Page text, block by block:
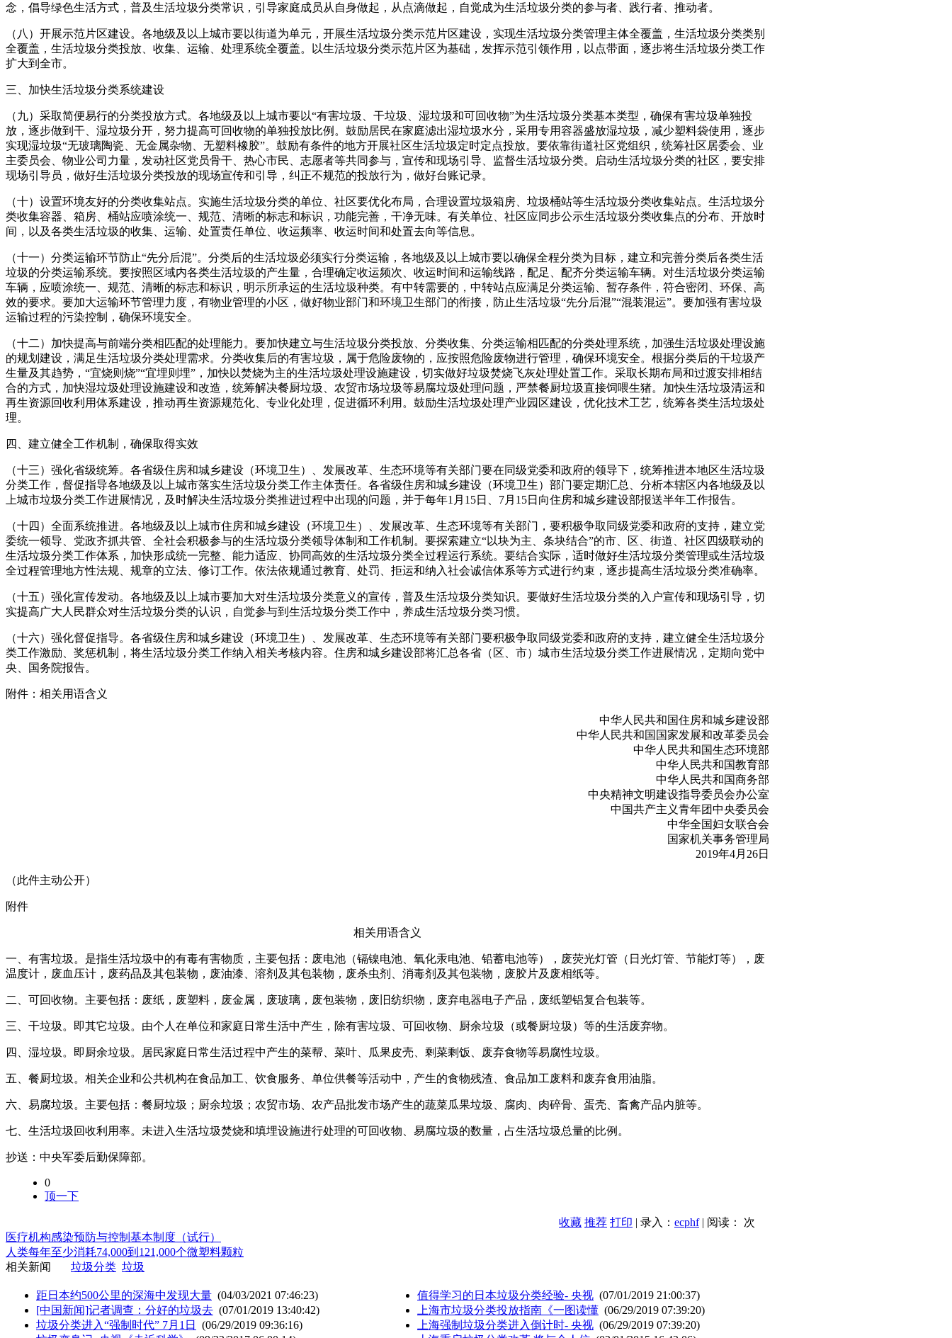
念，倡导绿色生活方式，普及生活垃圾分类常识，引导家庭成员从自身做起，从点滴做起，自觉成为生活垃圾分类的参与者、践行者、推动者。
（八）开展示范片区建设。各地级及以上城市要以街道为单元，开展生活垃圾分类示范片区建设，实现生活垃圾分类管理主体全覆盖，生活垃圾分类类别
全覆盖，生活垃圾分类投放、收集、运输、处理系统全覆盖。以生活垃圾分类示范片区为基础，发挥示范引领作用，以点带面，逐步将生活垃圾分类工作
扩大到全市。
三、加快生活垃圾分类系统建设
（九）采取简便易行的分类投放方式。各地级及以上城市要以“有害垃圾、干垃圾、湿垃圾和可回收物”为生活垃圾分类基本类型，确保有害垃圾单独投
放，逐步做到干、湿垃圾分开，努力提高可回收物的单独投放比例。鼓励居民在家庭滤出湿垃圾水分，采用专用容器盛放湿垃圾，减少塑料袋使用，逐步
实现湿垃圾“无玻璃陶瓷、无金属杂物、无塑料橡胶”。鼓励有条件的地方开展社区生活垃圾定时定点投放。要依靠街道社区党组织，统筹社区居委会、业
主委员会、物业公司力量，发动社区党员骨干、热心市民、志愿者等共同参与，宣传和现场引导、监督生活垃圾分类。启动生活垃圾分类的社区，要安排
现场引导员，做好生活垃圾分类投放的现场宣传和引导，纠正不规范的投放行为，做好台账记录。
（十）设置环境友好的分类收集站点。实施生活垃圾分类的单位、社区要优化布局，合理设置垃圾箱房、垃圾桶站等生活垃圾分类收集站点。生活垃圾分
类收集容器、箱房、桶站应喷涂统一、规范、清晰的标志和标识，功能完善，干净无味。有关单位、社区应同步公示生活垃圾分类收集点的分布、开放时
间，以及各类生活垃圾的收集、运输、处置责任单位、收运频率、收运时间和处置去向等信息。
（十一）分类运输环节防止“先分后混”。分类后的生活垃圾必须实行分类运输，各地级及以上城市要以确保全程分类为目标，建立和完善分类后各类生活
垃圾的分类运输系统。要按照区域内各类生活垃圾的产生量，合理确定收运频次、收运时间和运输线路，配足、配齐分类运输车辆。对生活垃圾分类运输
车辆，应喷涂统一、规范、清晰的标志和标识，明示所承运的生活垃圾种类。有中转需要的，中转站点应满足分类运输、暂存条件，符合密闭、环保、高
效的要求。要加大运输环节管理力度，有物业管理的小区，做好物业部门和环境卫生部门的衔接，防止生活垃圾“先分后混”“混装混运”。要加强有害垃圾
运输过程的污染控制，确保环境安全。
（十二）加快提高与前端分类相匹配的处理能力。要加快建立与生活垃圾分类投放、分类收集、分类运输相匹配的分类处理系统，加强生活垃圾处理设施
的规划建设，满足生活垃圾分类处理需求。分类收集后的有害垃圾，属于危险废物的，应按照危险废物进行管理，确保环境安全。根据分类后的干垃圾产
生量及其趋势，“宜烧则烧”“宜埋则埋”，加快以焚烧为主的生活垃圾处理设施建设，切实做好垃圾焚烧飞灰处理处置工作。采取长期布局和过渡安排相结
合的方式，加快湿垃圾处理设施建设和改造，统筹解决餐厨垃圾、农贸市场垃圾等易腐垃圾处理问题，严禁餐厨垃圾直接饲喂生猪。加快生活垃圾清运和
再生资源回收利用体系建设，推动再生资源规范化、专业化处理，促进循环利用。鼓励生活垃圾处理产业园区建设，优化技术工艺，统筹各类生活垃圾处
理。
四、建立健全工作机制，确保取得实效
（十三）强化省级统筹。各省级住房和城乡建设（环境卫生）、发展改革、生态环境等有关部门要在同级党委和政府的领导下，统筹推进本地区生活垃圾
分类工作，督促指导各地级及以上城市落实生活垃圾分类工作主体责任。各省级住房和城乡建设（环境卫生）部门要定期汇总、分析本辖区内各地级及以
上城市垃圾分类工作进展情况，及时解决生活垃圾分类推进过程中出现的问题，并于每年1月15日、7月15日向住房和城乡建设部报送半年工作报告。
（十四）全面系统推进。各地级及以上城市住房和城乡建设（环境卫生）、发展改革、生态环境等有关部门，要积极争取同级党委和政府的支持，建立党
委统一领导、党政齐抓共管、全社会积极参与的生活垃圾分类领导体制和工作机制。要探索建立“以块为主、条块结合”的市、区、街道、社区四级联动的
生活垃圾分类工作体系，加快形成统一完整、能力适应、协同高效的生活垃圾分类全过程运行系统。要结合实际，适时做好生活垃圾分类管理或生活垃圾
全过程管理地方性法规、规章的立法、修订工作。依法依规通过教育、处罚、拒运和纳入社会诚信体系等方式进行约束，逐步提高生活垃圾分类准确率。
（十五）强化宣传发动。各地级及以上城市要加大对生活垃圾分类意义的宣传，普及生活垃圾分类知识。要做好生活垃圾分类的入户宣传和现场引导，切
实提高广大人民群众对生活垃圾分类的认识，自觉参与到生活垃圾分类工作中，养成生活垃圾分类习惯。
（十六）强化督促指导。各省级住房和城乡建设（环境卫生）、发展改革、生态环境等有关部门要积极争取同级党委和政府的支持，建立健全生活垃圾分
类工作激励、奖惩机制，将生活垃圾分类工作纳入相关考核内容。住房和城乡建设部将汇总各省（区、市）城市生活垃圾分类工作进展情况，定期向党中
央、国务院报告。
附件：相关用语含义
中华人民共和国住房和城乡建设部
中华人民共和国国家发展和改革委员会
中华人民共和国生态环境部
中华人民共和国教育部
中华人民共和国商务部
中央精神文明建设指导委员会办公室
中国共产主义青年团中央委员会
中华全国妇女联合会
国家机关事务管理局
2019年4月26日
（此件主动公开）
附件
相关用语含义
一、有害垃圾。是指生活垃圾中的有毒有害物质，主要包括：废电池（镉镍电池、氧化汞电池、铅蓄电池等），废荧光灯管（日光灯管、节能灯等），废
温度计，废血压计，废药品及其包装物，废油漆、溶剂及其包装物，废杀虫剂、消毒剂及其包装物，废胶片及废相纸等。
二、可回收物。主要包括：废纸，废塑料，废金属，废玻璃，废包装物，废旧纺织物，废弃电器电子产品，废纸塑铝复合包装等。
三、干垃圾。即其它垃圾。由个人在单位和家庭日常生活中产生，除有害垃圾、可回收物、厨余垃圾（或餐厨垃圾）等的生活废弃物。
四、湿垃圾。即厨余垃圾。居民家庭日常生活过程中产生的菜帮、菜叶、瓜果皮壳、剩菜剩饭、废弃食物等易腐性垃圾。
五、餐厨垃圾。相关企业和公共机构在食品加工、饮食服务、单位供餐等活动中，产生的食物残渣、食品加工废料和废弃食用油脂。
六、易腐垃圾。主要包括：餐厨垃圾；厨余垃圾；农贸市场、农产品批发市场产生的蔬菜瓜果垃圾、腐肉、肉碎骨、蛋壳、畜禽产品内脏等。
七、生活垃圾回收利用率。未进入生活垃圾焚烧和填埋设施进行处理的可回收物、易腐垃圾的数量，占生活垃圾总量的比例。
抄送：中央军委后勤保障部。
0
顶一下
收藏 推荐 打印 | 录入： ecphf| 阅读：
次
医疗机构感染预防与控制基本制度（试行）
人类每年至少消耗74,000到121,000个微塑料颗粒
相关新闻
垃圾分类 垃圾
距日本约500公里的深海中发现大量 (04/03/2021 07:46:23)
[中国新闻]记者调查：分好的垃圾去 (07/01/2019 13:40:42)
垃圾分类进入“强制时代” 7月1日
(06/29/2019 09:36:16)
值得学习的日本垃圾分类经验- 央视 (07/01/2019 21:00:37)
上海市垃圾分类投放指南《一图读懂 (06/29/2019 07:39:20)
上海强制垃圾分类进入倒计时- 央视 (06/29/2019 07:39:20)